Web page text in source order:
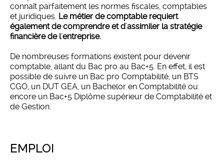
connaît parfaitement les normes fiscales, comptables
et juridiques. Le métier de comptable requiert
également de comprendre et d'assimiler la stratégie
financière de l'entreprise.
De nombreuses formations existent pour devenir
comptable, allant du Bac pro au Bac+5. En effet, il est
possible de suivre un Bac pro Comptabilité, un BTS
CGO, un DUT GEA, un Bachelor en Comptabilité ou
encore un Bac+5 Diplôme supérieur de Comptabilité et
de Gestion.
EMPLOI